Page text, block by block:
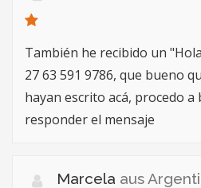
También he recibido un
27 63 591 9786, que bueno
hayan escrito acá, procedo a
responder el mensaje
Marcela aus